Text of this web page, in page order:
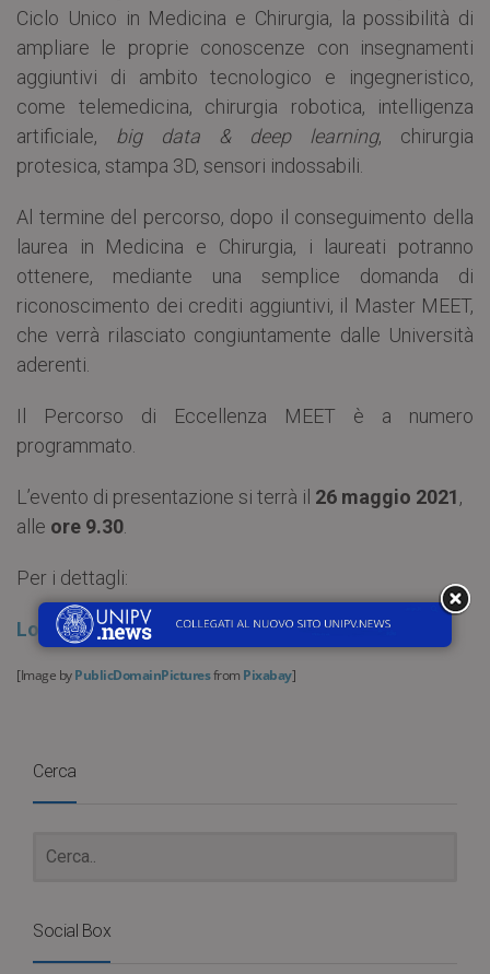
Ciclo Unico in Medicina e Chirurgia, la possibilità di
ampliare le proprie conoscenze con insegnamenti
aggiuntivi di ambito tecnologico e ingegneristico,
come telemedicina, chirurgia robotica, intelligenza
artificiale, big data & deep learning, chirurgia
protesica, stampa 3D, sensori indossabili.
Al termine del percorso, dopo il conseguimento della
laurea in Medicina e Chirurgia, i laureati potranno
ottenere, mediante una semplice domanda di
riconoscimento dei crediti aggiuntivi, il Master MEET,
che verrà rilasciato congiuntamente dalle Università
aderenti.
Il Percorso di Eccellenza MEET è a numero
programmato.
L’evento di presentazione si terrà il 26 maggio 2021,
alle ore 9.30
Per i dettagli:
Locandina
[Image byPublicDomainPicturesfrom Pixabay]
Cerca
Social Box